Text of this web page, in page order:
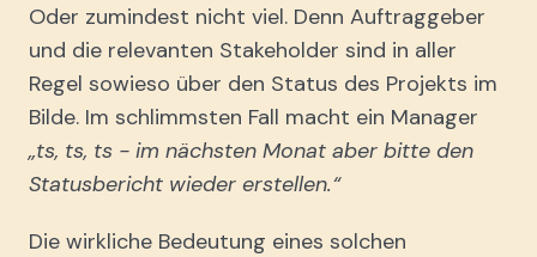
Oder zumindest nicht viel. Denn Auftraggeber
und die relevanten Stakeholder sind in aller
Regel sowieso über den Status des Projekts im
Bilde. Im schlimmsten Fall macht ein Manager
„ts, ts, ts - im nächsten Monat aber bitte den
Statusbericht wieder erstellen.“
Die wirkliche Bedeutung eines solchen